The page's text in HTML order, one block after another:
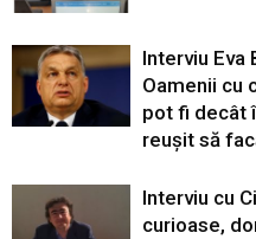
Interviu Eva
Oamenii cu
pot fi decât
reușit să
Interviu cu
curioase,